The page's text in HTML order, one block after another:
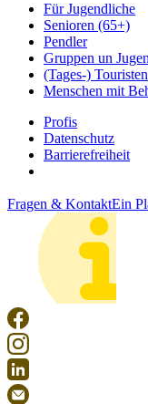
Für Jugendliche
Senioren (65+)
Pendler
Gruppen un
(Tages-) Touristen
Menschen mit
Profis
Datenschutz
Barrierefreiheit
Fragen & KontaktEin